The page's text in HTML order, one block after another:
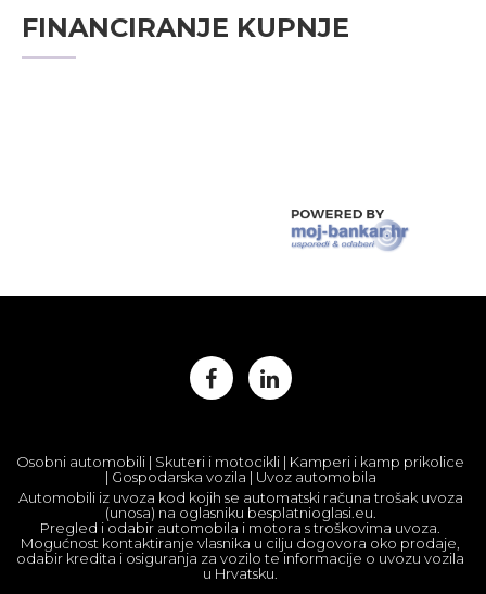
FINANCIRANJE KUPNJE
Osobni automobili | Skuteri i motocikli | Kamperi i kamp prikolice
| Gospodarska vozila | Uvoz automobila
Automobili iz uvoza kod kojih se automatski računa trošak uvoza
(unosa) na oglasniku besplatnioglasi.eu.
Pregled i odabir automobila i motora s troškovima uvoza.
Mogućnost kontaktiranje vlasnika u cilju dogovora oko prodaje,
odabir kredita i osiguranja za vozilo te informacije o uvozu vozila
u Hrvatsku.